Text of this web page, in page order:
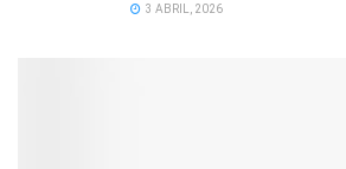
3 ABRIL, 2026